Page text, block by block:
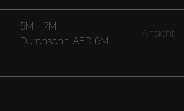
5M- 7M
Durchschn. AED 6M
Ansicht